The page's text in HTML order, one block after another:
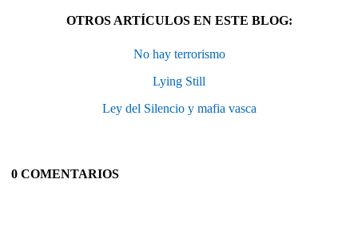
OTROS ARTÍCULOS EN ESTE BLOG:
No hay terrorismo
Lying Still
Ley del Silencio y mafia vasca
0 COMENTARIOS